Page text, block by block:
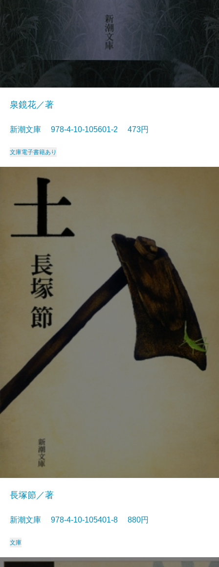
泉鏡花／著
新潮文庫 978-4-10-105601-2 473円
文庫電子書籍あり
長塚節／著
新潮文庫 978-4-10-105401-8 880円
文庫